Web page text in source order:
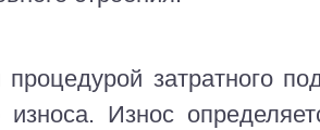
затратного
износа. Износ